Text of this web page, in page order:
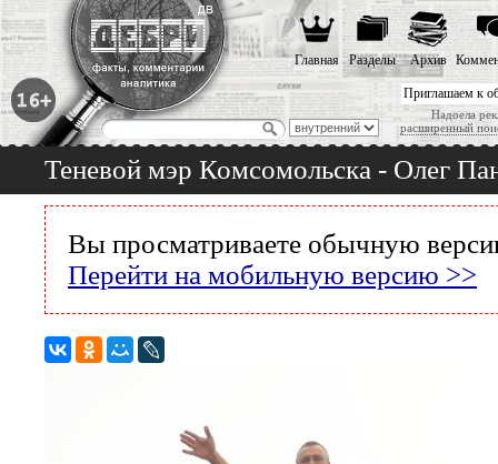
Приглашаем к
Надоела
расширенный
Главная Разделы Архив
Теневой мэр Комсомольска - Олег
Вы просматриваете обычную
Перейти на мобильную версию >>